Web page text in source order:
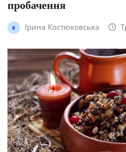
пробачення
Ірина Костюковська